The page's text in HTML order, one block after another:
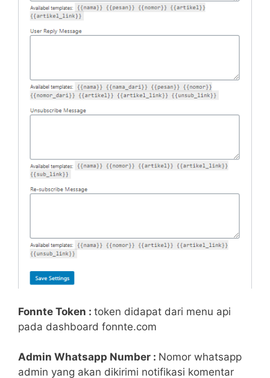
Fonnte Token : token didapat dari menu api
pada dashboard fonnte.com
Admin Whatsapp Number : Nomor whatsapp
admin yang akan dikirimi notifikasi komentar